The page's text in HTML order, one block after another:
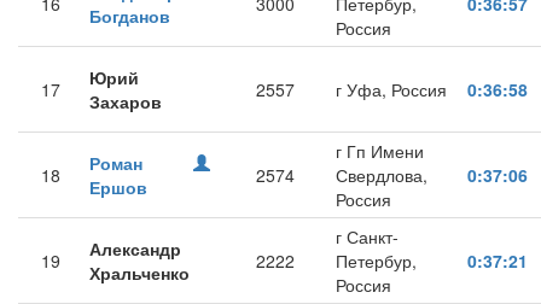
Богданов
Россия
17
Юрий
Захаров
2557 г Уфа, Россия 0:36:58
18
Роман
Ершов
2574
г Гп Имени
Свердлова,
Россия
0:37:06
19
Александр
Хральченко
2222
г Санкт-
Петербур,
Россия
0:37:21